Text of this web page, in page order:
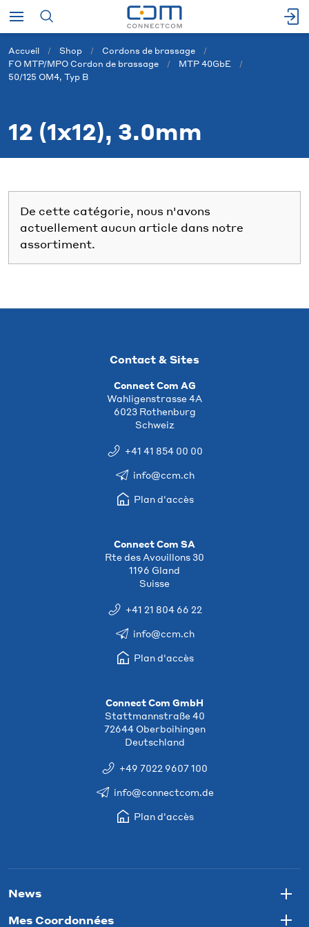
Accueil Shop
Cordons de brassage
FO MTP/MPO Cordon de brassage
MTP 40GbE
50/125 OM4, Typ B
12 (1x12), 3.0mm
De cette catégorie, nous n'avons
actuellement aucun article dans notre
assortiment.
Contact & Sites
Connect Com AG
Wahligenstrasse 4A
6023 Rothenburg
Schweiz
+41 41 854 00 00
info@ccm.ch
Plan d'accès
Connect Com SA
Rte des Avouillons 30
1196 Gland
Suisse
+41 21 804 66 22
info@ccm.ch
Plan d'accès
Connect Com GmbH
Stattmannstraße 40
72644 Oberboihingen
Deutschland
+49 7022 9607 100
info@connectcom.de
Plan d'accès
News
Mes Coordonnées